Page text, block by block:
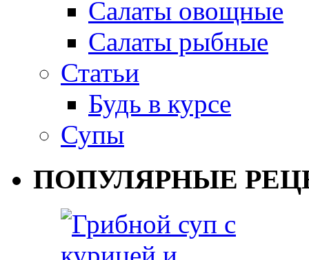
Салаты овощные
Салаты рыбные
Статьи
Будь в курсе
Супы
ПОПУЛЯРНЫЕ